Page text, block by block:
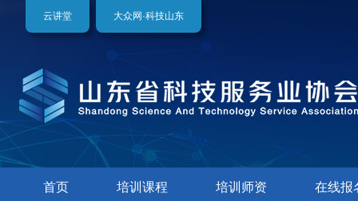
云讲堂 大众网·科技山东
首页 培训课程 培训师资 在线报